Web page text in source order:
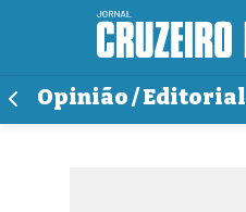
Opinião / Editorial